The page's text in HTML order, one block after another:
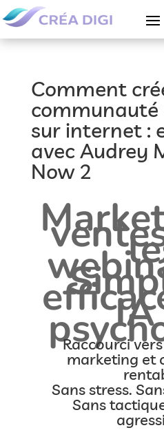
Comment
communauté
sur internet :
avec Audrey
Now 2
Raccourci
marketing et
Sans stress.
Sans